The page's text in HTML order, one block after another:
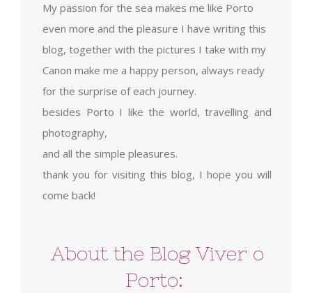
My passion for the sea makes me like Porto
even more and the pleasure I have writing this
blog, together with the pictures I take with my
Canon make me a happy person, always ready
for the surprise of each journey.
besides Porto I like the world, travelling and
photography,
and all the simple pleasures.
thank you for visiting this blog, I hope you will
come back!
About the Blog Viver o
Porto: